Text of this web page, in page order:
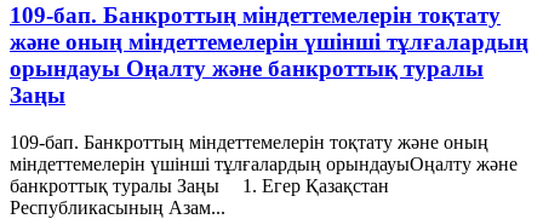
109-бап. Банкроттың міндеттемелерін тоқтату
және оның міндеттемелерін үшінші тұлғалардың
орындауы Оңалту және банкроттық туралы
Заңы
109-бап. Банкроттың міндеттемелерін тоқтату және оның
міндеттемелерін үшінші тұлғалардың орындауыОңалту және
банкроттық туралы Заңы 1. Егер Қазақстан
Республикасының Азам...